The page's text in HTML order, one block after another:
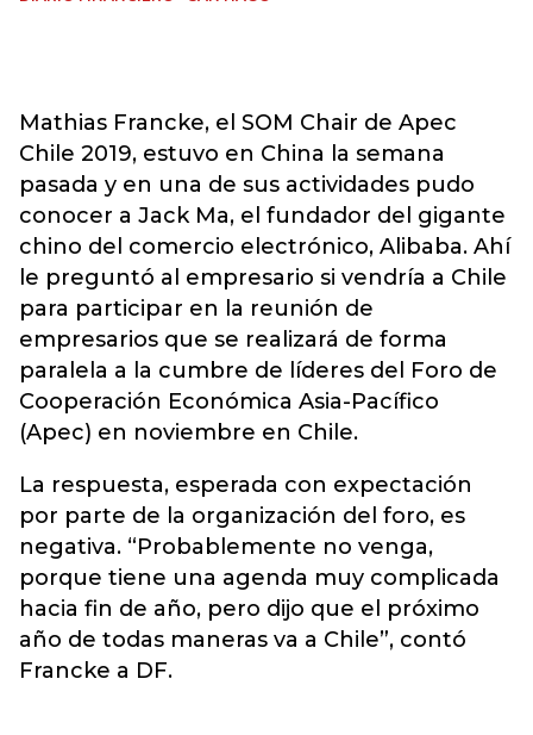
Mathias Francke, el SOM Chair de Apec
Chile 2019, estuvo en China la semana
pasada y en una de sus actividades pudo
conocer a Jack Ma, el fundador del gigante
chino del comercio electrónico, Alibaba. Ahí
le preguntó al empresario si vendría a Chile
para participar en la reunión de
empresarios que se realizará de forma
paralela a la cumbre de líderes del Foro de
Cooperación Económica Asia-Pacífico
(Apec) en noviembre en Chile.
La respuesta, esperada con expectación
por parte de la organización del foro, es
negativa. “Probablemente no venga,
porque tiene una agenda muy complicada
hacia fin de año, pero dijo que el próximo
año de todas maneras va a Chile”, contó
Francke a DF.